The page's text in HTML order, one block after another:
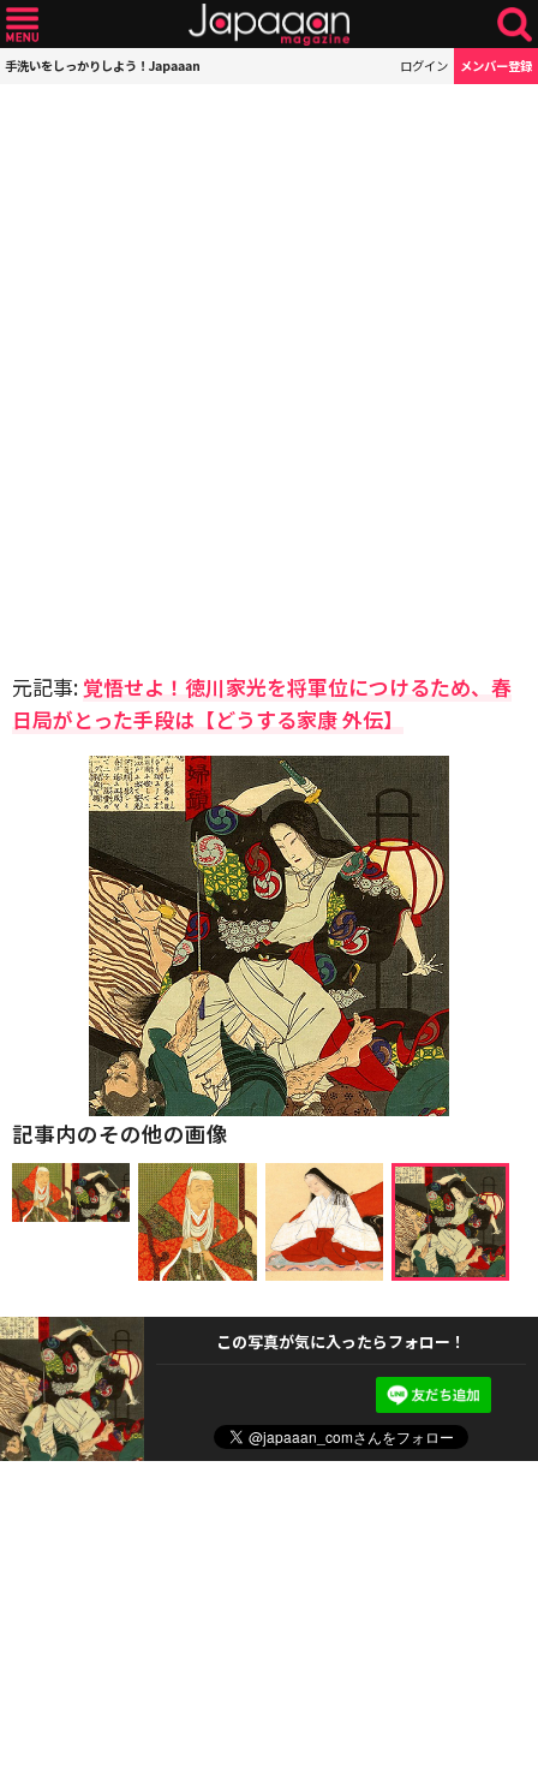
手洗いをしっかりしよう！Japaaan ログイン メンバー登録
元記事: 覚悟せよ！徳川家光を将軍位につけるため、春
日局がとった手段は【どうする家康 外伝】
記事内のその他の画像
この写真が気に入ったらフォロー！